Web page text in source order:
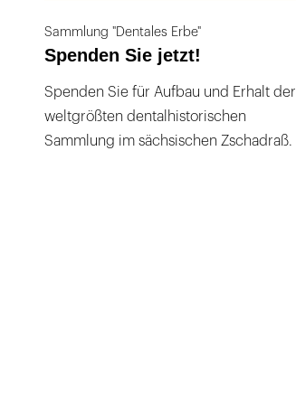
Sammlung "Dentales Erbe"
Spenden Sie jetzt!
Spenden Sie für Aufbau und Erhalt der
weltgrößten dentalhistorischen
Sammlung im sächsischen Zschadraß.